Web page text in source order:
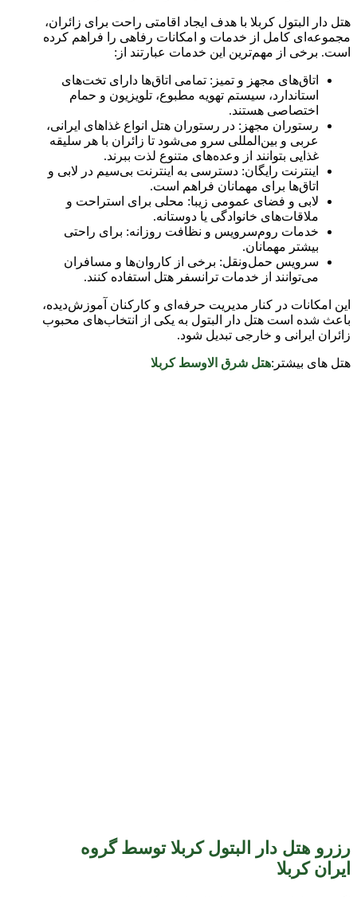
هتل دار البتول کربلا با هدف ایجاد اقامتی راحت برای زائران،
مجموعه‌ای کامل از خدمات و امکانات رفاهی را فراهم کرده
است. برخی از مهم‌ترین این خدمات عبارتند از:
اتاق‌های مجهز و تمیز: تمامی اتاق‌ها دارای تخت‌های
استاندارد، سیستم تهویه مطبوع، تلویزیون و حمام
اختصاصی هستند.
رستوران مجهز: در رستوران هتل انواع غذاهای ایرانی،
عربی و بین‌المللی سرو می‌شود تا زائران با هر سلیقه
غذایی بتوانند از وعده‌های متنوع لذت ببرند.
اینترنت رایگان: دسترسی به اینترنت بی‌سیم در لابی و
اتاق‌ها برای مهمانان فراهم است.
لابی و فضای عمومی زیبا: محلی برای استراحت و
ملاقات‌های خانوادگی یا دوستانه.
خدمات روم‌سرویس و نظافت روزانه: برای راحتی
بیشتر مهمانان.
سرویس حمل‌ونقل: برخی از کاروان‌ها و مسافران
می‌توانند از خدمات ترانسفر هتل استفاده کنند.
این امکانات در کنار مدیریت حرفه‌ای و کارکنان آموزش‌دیده،
باعث شده است هتل دار البتول به یکی از انتخاب‌های محبوب
زائران ایرانی و خارجی تبدیل شود.
هتل های بیشتر:هتل شرق الاوسط کربلا
رزرو هتل دار البتول کربلا توسط گروه
ایران کربلا